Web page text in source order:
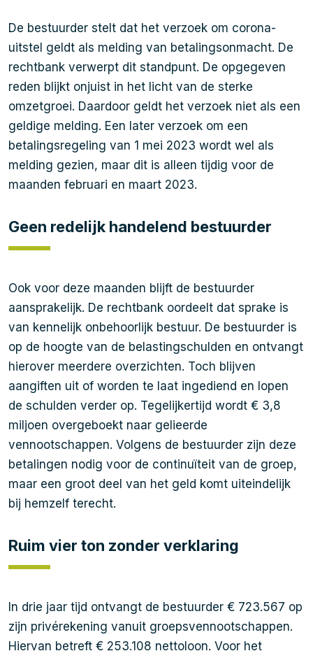
De bestuurder stelt dat het verzoek om corona-
uitstel geldt als melding van betalingsonmacht. De
rechtbank verwerpt dit standpunt. De opgegeven
reden blijkt onjuist in het licht van de sterke
omzetgroei. Daardoor geldt het verzoek niet als een
geldige melding. Een later verzoek om een
betalingsregeling van 1 mei 2023 wordt wel als
melding gezien, maar dit is alleen tijdig voor de
maanden februari en maart 2023.
Geen redelijk handelend bestuurder
Ook voor deze maanden blijft de bestuurder
aansprakelijk. De rechtbank oordeelt dat sprake is
van kennelijk onbehoorlijk bestuur. De bestuurder is
op de hoogte van de belastingschulden en ontvangt
hierover meerdere overzichten. Toch blijven
aangiften uit of worden te laat ingediend en lopen
de schulden verder op. Tegelijkertijd wordt € 3,8
miljoen overgeboekt naar gelieerde
vennootschappen. Volgens de bestuurder zijn deze
betalingen nodig voor de continuïteit van de groep,
maar een groot deel van het geld komt uiteindelijk
bij hemzelf terecht.
Ruim vier ton zonder verklaring
In drie jaar tijd ontvangt de bestuurder € 723.567 op
zijn privérekening vanuit groepsvennootschappen.
Hiervan betreft € 253.108 nettoloon. Voor het